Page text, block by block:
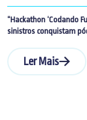
“Hackathon ‘Codando
sinistros conquistam
Ler Mais